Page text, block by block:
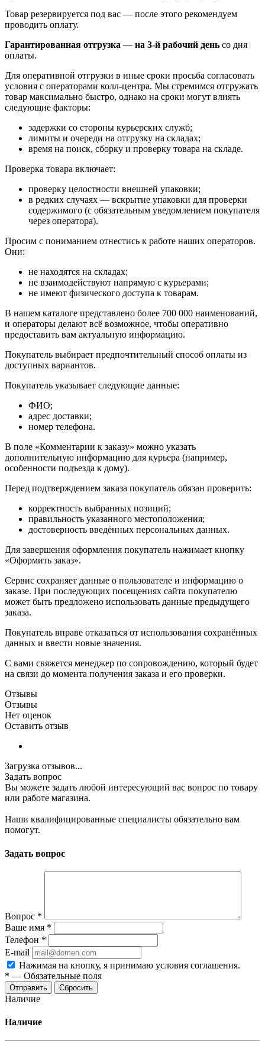
Товар резервируется под вас — после этого рекомендуем
проводить оплату.
Гарантированная отгрузка — на 3‑й рабочий день со дня
оплаты.
Для оперативной отгрузки в иные сроки просьба согласовать
условия с операторами колл‑центра. Мы стремимся отгружать
товар максимально быстро, однако на сроки могут влиять
следующие факторы:
задержки со стороны курьерских служб;
лимиты и очереди на отгрузку на складах;
время на поиск, сборку и проверку товара на складе.
Проверка товара включает:
проверку целостности внешней упаковки;
в редких случаях — вскрытие упаковки для проверки
содержимого (с обязательным уведомлением покупателя
через оператора).
Просим с пониманием отнестись к работе наших операторов.
Они:
не находятся на складах;
не взаимодействуют напрямую с курьерами;
не имеют физического доступа к товарам.
В нашем каталоге представлено более 700 000 наименований,
и операторы делают всё возможное, чтобы оперативно
предоставить вам актуальную информацию.
Покупатель выбирает предпочтительный способ оплаты из
доступных вариантов.
Покупатель указывает следующие данные:
ФИО;
адрес доставки;
номер телефона.
В поле «Комментарии к заказу» можно указать
дополнительную информацию для курьера (например,
особенности подъезда к дому).
Перед подтверждением заказа покупатель обязан проверить:
корректность выбранных позиций;
правильность указанного местоположения;
достоверность введённых персональных данных.
Для завершения оформления покупатель нажимает кнопку
«Оформить заказ».
Сервис сохраняет данные о пользователе и информацию о
заказе. При последующих посещениях сайта покупателю
может быть предложено использовать данные предыдущего
заказа.
Покупатель вправе отказаться от использования сохранённых
данных и ввести новые значения.
С вами свяжется менеджер по сопровождению, который будет
на связи до момента получения заказа и его проверки.
Отзывы
Отзывы
Нет оценок
Оставить отзыв
Загрузка отзывов...
Задать вопрос
Вы можете задать любой интересующий вас вопрос по товару
или работе магазина.
Наши квалифицированные специалисты обязательно вам
помогут.
Задать вопрос
Вопрос *
Ваше имя *
Телефон *
E-mail
Нажимая на кнопку, я принимаю условия соглашения.
* — Обязательные поля
Отправить Сбросить
Наличие
Наличие